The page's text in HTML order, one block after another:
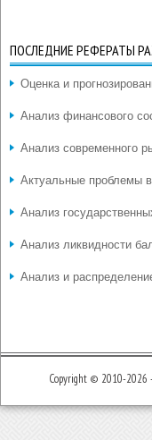
ПОСЛЕДНИЕ РЕФЕРАТЫ
Оценка и
Анализ финансового
Анализ современного
Актуальные проблемы
Анализ
Анализ ликвидности
Анализ и
Copyright © 2010-2026 -